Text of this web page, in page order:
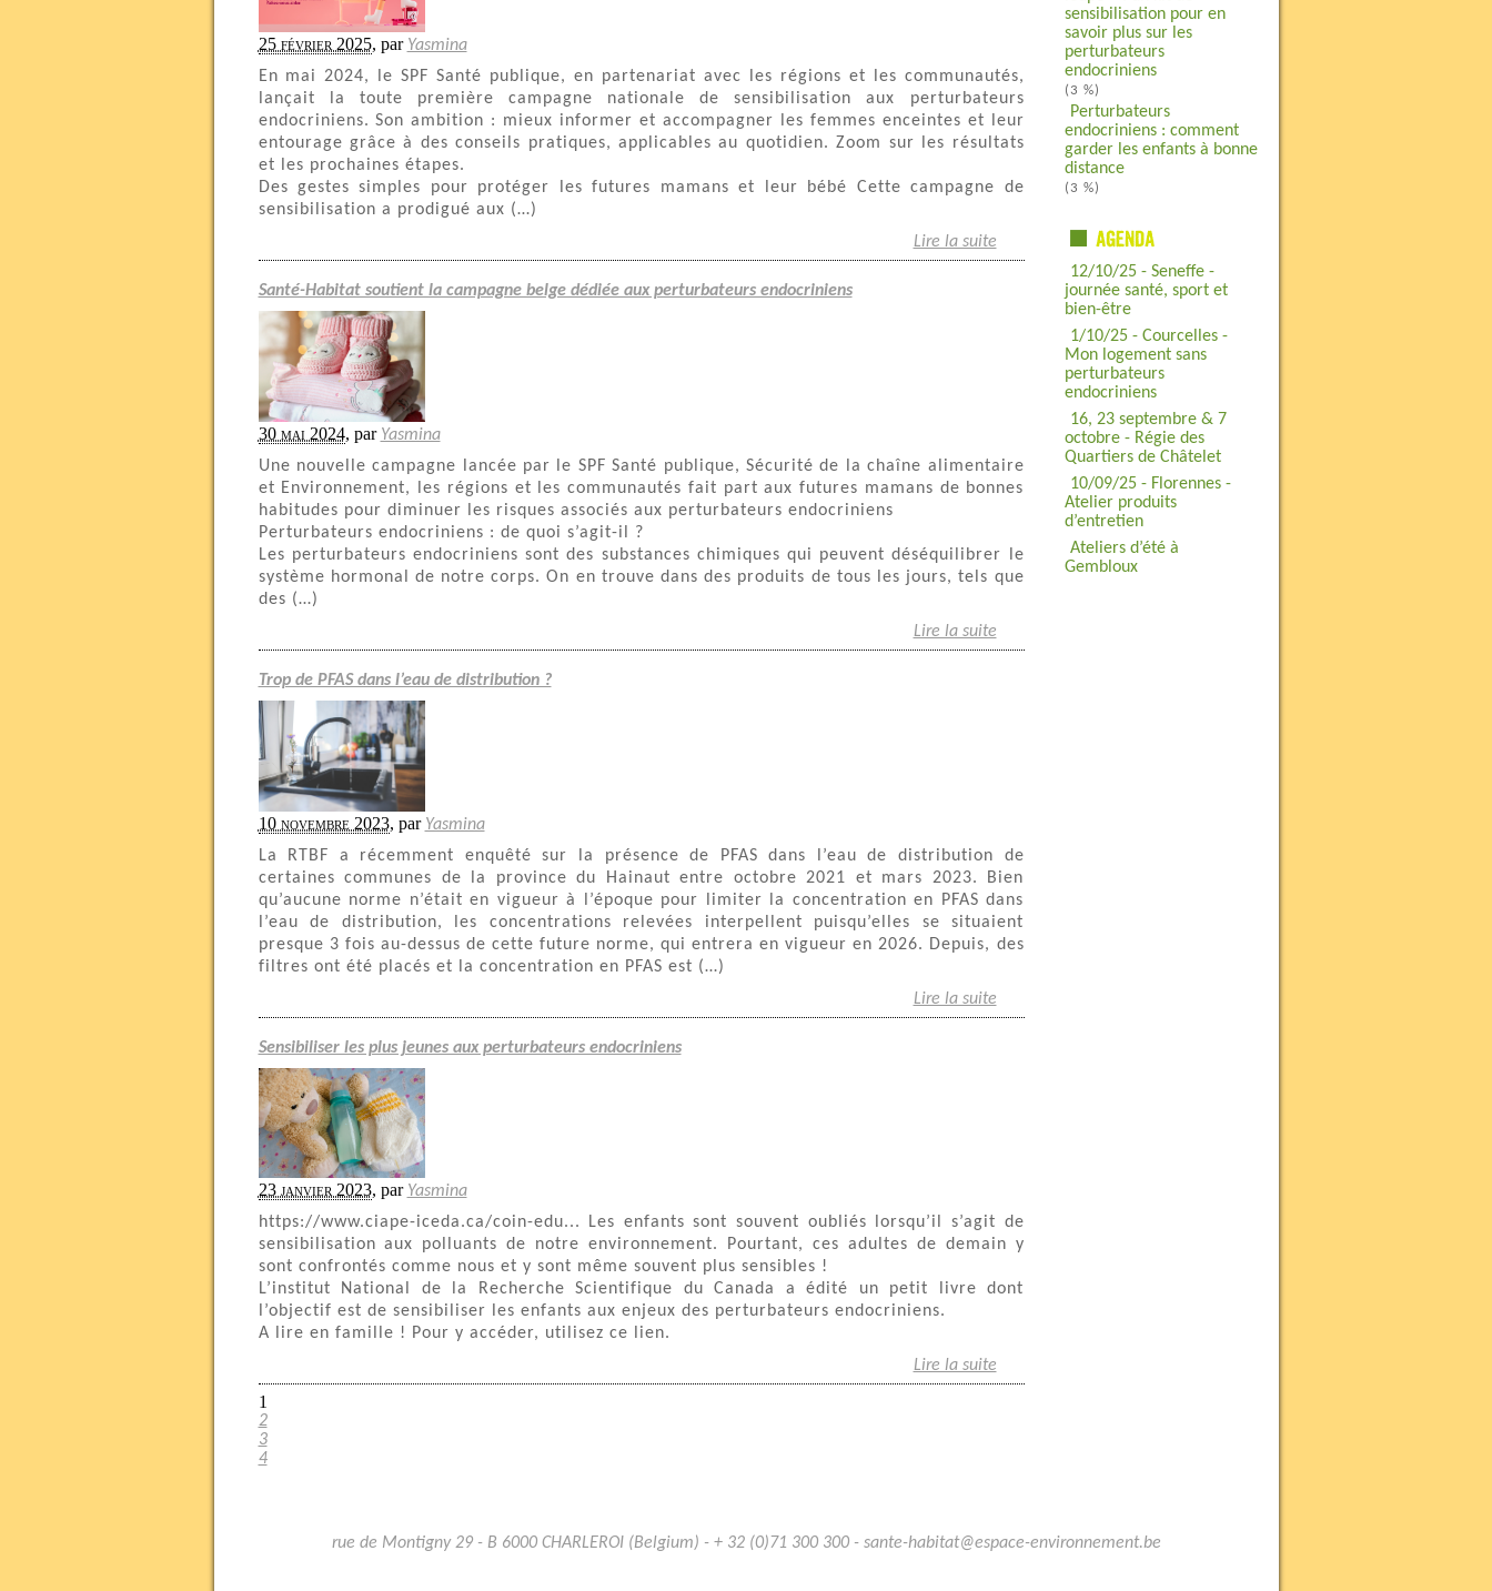
sensibilisation pour en
savoir plus sur les
perturbateurs
endocriniens
(3 %)
Perturbateurs
endocriniens : comment
garder les enfants à bonne
distance
(3 %)
12/10/25 - Seneffe -
journée santé, sport et
bien-être
1/10/25 - Courcelles -
Mon logement sans
perturbateurs
endocriniens
16, 23 septembre & 7
octobre - Régie des
Quartiers de Châtelet
10/09/25 - Florennes -
Atelier produits
d’entretien
Ateliers d’été à
Gembloux
25 février 2025, par Yasmina
En mai 2024, le SPF Santé publique, en partenariat avec les régions et les communautés,
lançait la toute première campagne nationale de sensibilisation aux perturbateurs
endocriniens. Son ambition : mieux informer et accompagner les femmes enceintes et leur
entourage grâce à des conseils pratiques, applicables au quotidien. Zoom sur les résultats
et les prochaines étapes.
Des gestes simples pour protéger les futures mamans et leur bébé Cette campagne de
sensibilisation a prodigué aux (…)
Lire la suite
Santé-Habitat soutient la campagne belge dédiée aux perturbateurs endocriniens
30 mai 2024, par Yasmina
Une nouvelle campagne lancée par le SPF Santé publique, Sécurité de la chaîne alimentaire
et Environnement, les régions et les communautés fait part aux futures mamans de bonnes
habitudes pour diminuer les risques associés aux perturbateurs endocriniens
Perturbateurs endocriniens : de quoi s’agit-il ?
Les perturbateurs endocriniens sont des substances chimiques qui peuvent déséquilibrer le
système hormonal de notre corps. On en trouve dans des produits de tous les jours, tels que
des (…)
Lire la suite
Trop de PFAS dans l’eau de distribution ?
10 novembre 2023, par Yasmina
La RTBF a récemment enquêté sur la présence de PFAS dans l’eau de distribution de
certaines communes de la province du Hainaut entre octobre 2021 et mars 2023. Bien
qu’aucune norme n’était en vigueur à l’époque pour limiter la concentration en PFAS dans
l’eau de distribution, les concentrations relevées interpellent puisqu’elles se situaient
presque 3 fois au-dessus de cette future norme, qui entrera en vigueur en 2026. Depuis, des
filtres ont été placés et la concentration en PFAS est (…)
Lire la suite
Sensibiliser les plus jeunes aux perturbateurs endocriniens
23 janvier 2023, par Yasmina
https://www.ciape-iceda.ca/coin-edu... Les enfants sont souvent oubliés lorsqu’il s’agit de
sensibilisation aux polluants de notre environnement. Pourtant, ces adultes de demain y
sont confrontés comme nous et y sont même souvent plus sensibles !
L’institut National de la Recherche Scientifique du Canada a édité un petit livre dont
l’objectif est de sensibiliser les enfants aux enjeux des perturbateurs endocriniens.
A lire en famille ! Pour y accéder, utilisez ce lien.
Lire la suite
1
2
3
4
rue de Montigny 29 - B 6000 CHARLEROI (Belgium) - + 32 (0)71 300 300 - sante-habitat@espace-environnement.be